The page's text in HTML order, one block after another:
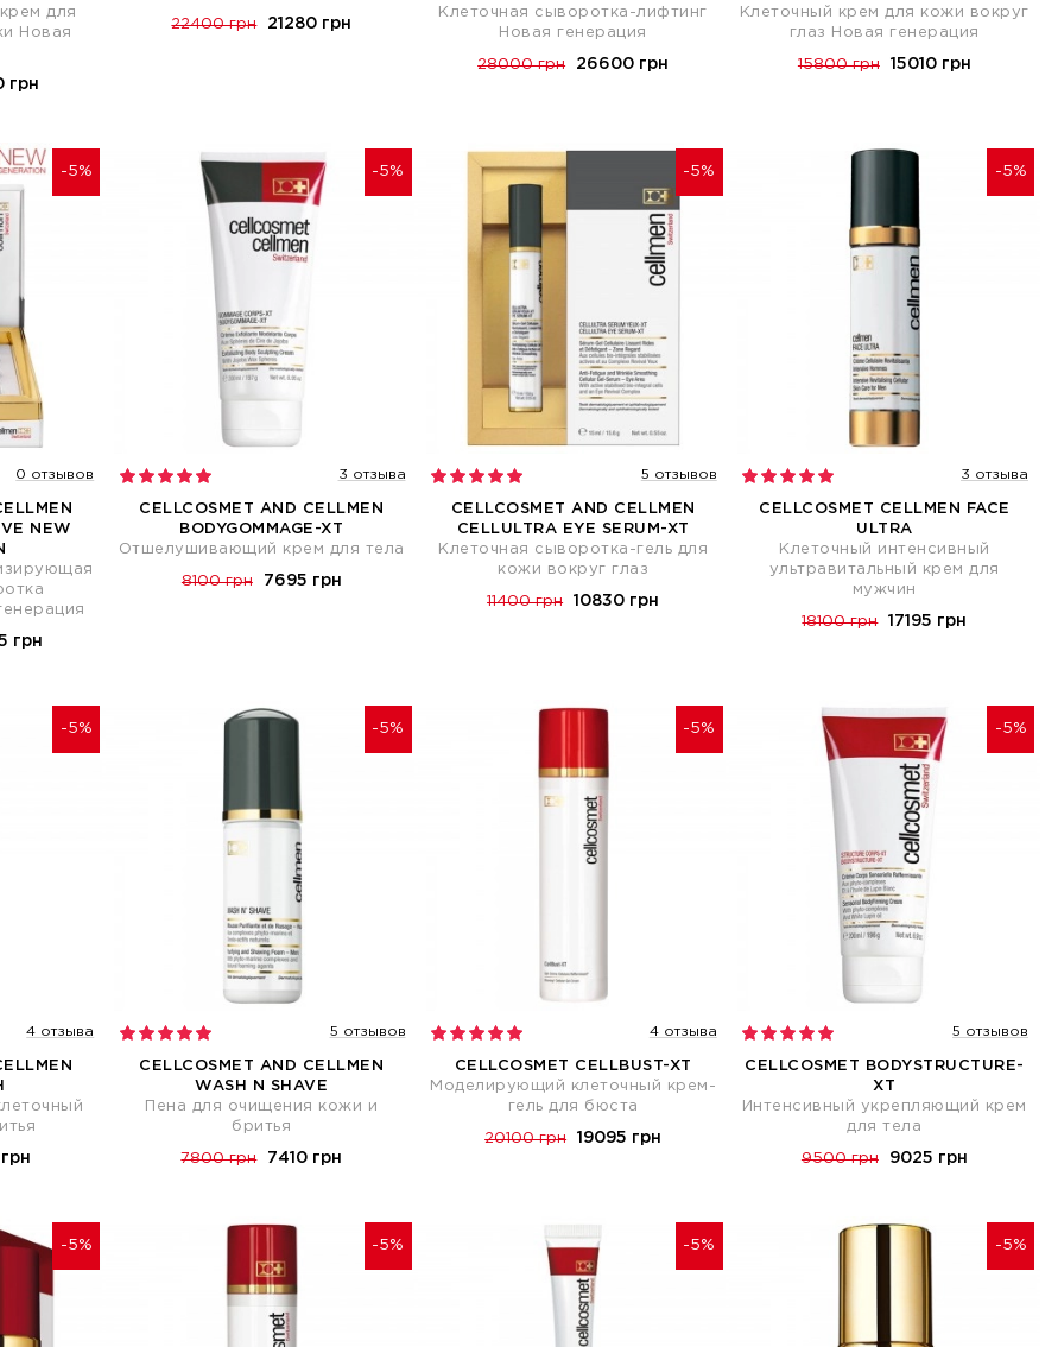
для
Новая
грн
22400 грн 21280 грн
Клеточная сыворотка-лифтинг
Новая генерация
28000 грн 26600 грн
Клеточный крем для кожи вокруг
глаз Новая генерация
15800 грн 15010 грн
-5%
0 отзывов
NEW
грн
-5%
3 отзыва
CELLCOSMET AND CELLMEN
BODYGOMMAGE-XT
Отшелушивающий крем для тела
8100 грн 7695 грн
-5%
5 отзывов
CELLCOSMET AND CELLMEN
CELLULTRA EYE SERUM-XT
Клеточная сыворотка-гель для
кожи вокруг глаз
11400 грн 10830 грн
-5%
3 отзыва
CELLCOSMET CELLMEN FACE
ULTRA
Клеточный интенсивный
ультравитальный крем для
мужчин
18100 грн 17195 грн
-5%
4 отзыва
-5%
5 отзывов
CELLCOSMET AND CELLMEN
WASH N SHAVE
Пена для очищения кожи и
бритья
7800 грн 7410 грн
-5%
4 отзыва
CELLCOSMET CELLBUST-XT
Моделирующий клеточный крем-
гель для бюста
20100 грн 19095 грн
-5%
5 отзывов
CELLCOSMET BODYSTRUCTURE-
XT
Интенсивный укрепляющий крем
для тела
9500 грн 9025 грн
-5% -5% -5% -5%